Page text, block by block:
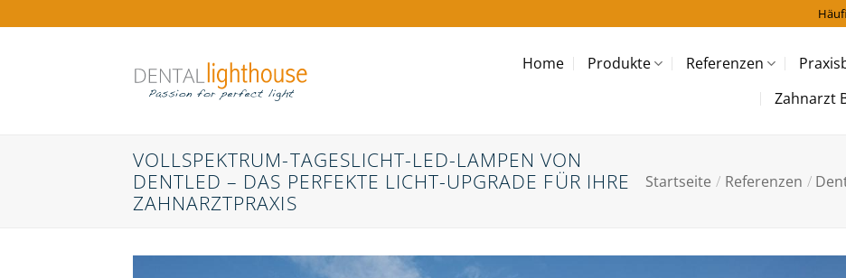
Inhalt
Home Produkte Referenzen
Zahnarzt
VOLLSPEKTRUM-TAGESLICHT-LED-LAMPEN VON
DENTLED – DAS PERFEKTE LICHT-UPGRADE FÜR IHRE
ZAHNARZTPRAXIS
Startseite / Referenzen /